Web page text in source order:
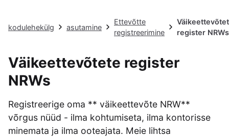
kodulehekülg asutamine
Ettevõtte
registreerimine
register NRWs
Väikeettevõtete register
NRWs
Registreerige oma ** väikeettevõte NRW**
võrgus nüüd - ilma kohtumiseta, ilma kontorisse
minemata ja ilma ooteajata. Meie lihtsa